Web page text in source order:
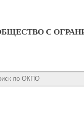
С